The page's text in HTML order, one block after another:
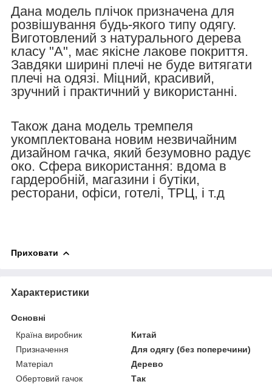
Дана модель плічок призначена для
розвішування будь-якого типу одягу.
Виготовлений з натурального дерева
класу "A", має якісне лакове покриття.
Завдяки ширині плечі не буде витягати
плечі на одязі. Міцний, красивий,
зручний і практичний у використанні.
Також дана модель тремпеля
укомплектована новим незвичайним
дизайном гачка, який безумовно радує
око. Сфера використання: вдома в
гардеробній, магазини і бутіки,
ресторани, офіси, готелі, ТРЦ, і т.д
Приховати
Характеристики
Основні
Країна виробник
Китай
Призначення
Для одягу (без поперечини)
Матеріал
Дерево
Обертовий гачок
Так